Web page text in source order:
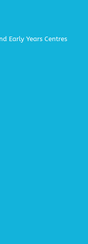
Early Years Centres